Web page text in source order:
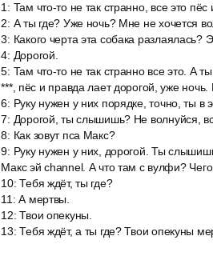
1 : Там что-то не так странно, все это пёс
2: А ты где? Уже ночь? Мне не хочется
3: Какого черта эта собака разлаялась?
4: Дорогой.
5: Там что-то не так странно все это. А
***, пёс и правда лает дорогой, уже ночь.
6: Руку нужен у них порядке, точно, ты в
7: Дорогой, ты слышишь? Не волнуйся,
8: Как зовут пса Макс?
9: Руку нужен у них, дорогой. Ты
Макс эй channel. А что там с вулфи?
10:Тебя ждёт, ты где?
11 :А мертвы.
12:Твои опекуны.
13:Тебя ждёт, а ты где? Твои опекуны